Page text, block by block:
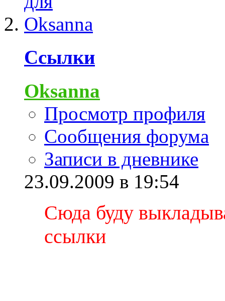
Ссылки
Oksanna
Просмотр профиля
Сообщения форума
Записи в дневнике
23.09.2009 в 19:54
Сюда буду
ссылки